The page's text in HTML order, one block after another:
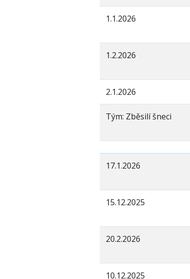
1.1.2026
1.2.2026
2.1.2026
Tým: Zběsilí šneci
17.1.2026
15.12.2025
20.2.2026
10.12.2025